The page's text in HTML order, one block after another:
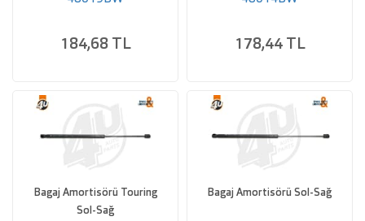
184,68 TL 178,44 TL
Bagaj Amortisörü Touring
Sol-Sağ
Bagaj Amortisörü Sol-Sağ